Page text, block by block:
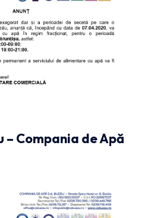
Compania de Apă